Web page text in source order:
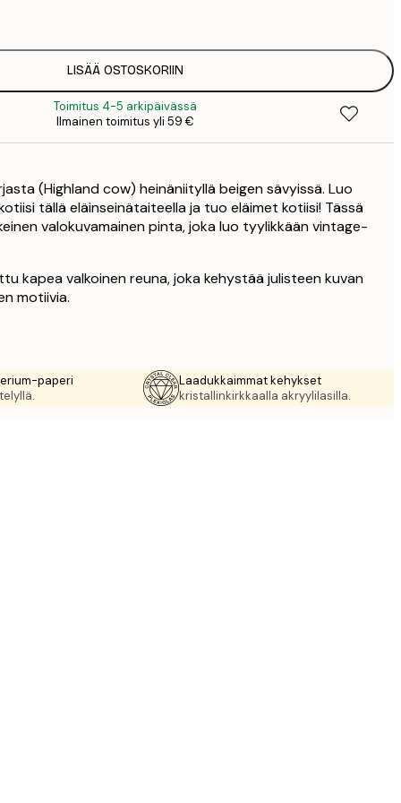
LISÄÄ OSTOSKORIIN
Toimitus 4-5 arkipäivässä
Ilmainen toimitus yli 59 €
(Highland cow) heinäniityllä beigen sävyissä. Luo
tällä eläinseinätaiteella ja tuo eläimet kotiisi! Tässä
valokuvamainen pinta, joka luo tyylikkään vintage-
kapea valkoinen reuna, joka kehystää julisteen kuvan
motiivia.
paperi
Laadukkaimmat kehykset
kristallinkirkkaalla akryylilasilla.